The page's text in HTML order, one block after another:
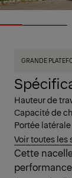
GRANDE
Hauteur de
Capacité de
Portée latérale
Voir toutes
Cette